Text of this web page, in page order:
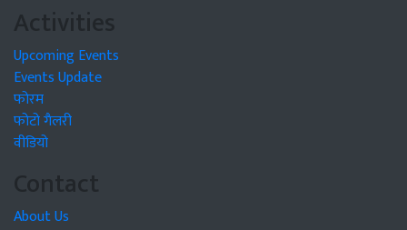
Activities
Upcoming Events
Events Update
फोरम
फोटो गैलरी
वीडियो
Contact
About Us